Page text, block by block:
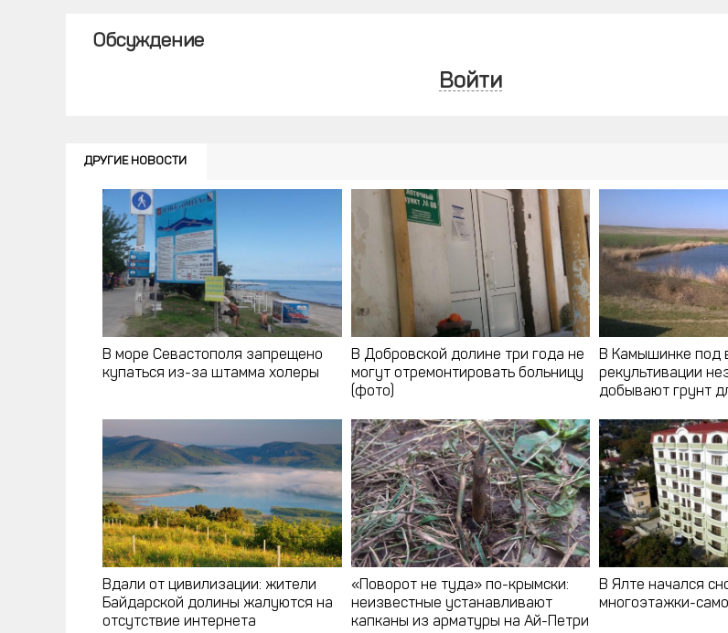
Обсуждение
Войти
В море Севастополя запрещено
купаться из-за штамма холеры
В Добровской долине три года не
могут отремонтировать больницу
(фото)
В Камышинке под
рекультивации
добывают грунт
Вдали от цивилизации: жители
Байдарской долины жалуются на
отсутствие интернета
«Поворот не туда» по-крымски:
неизвестные устанавливают
капканы из арматуры на Ай-Петри
В Ялте начался
многоэтажки-
ДРУГИЕ НОВОСТИ